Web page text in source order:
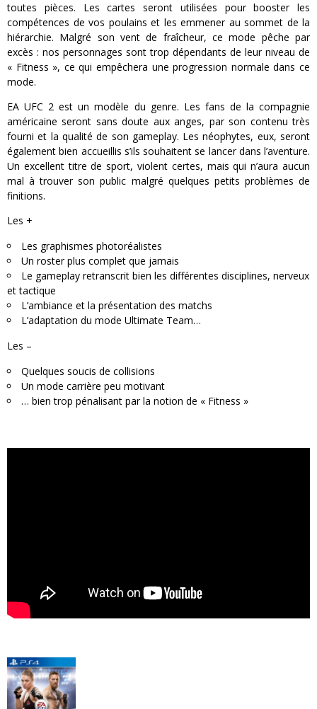
toutes pièces. Les cartes seront utilisées pour booster les
compétences de vos poulains et les emmener au sommet de la
hiérarchie. Malgré son vent de fraîcheur, ce mode pêche par
excès : nos personnages sont trop dépendants de leur niveau de
« Fitness », ce qui empêchera une progression normale dans ce
mode.
EA UFC 2 est un modèle du genre. Les fans de la compagnie
américaine seront sans doute aux anges, par son contenu très
fourni et la qualité de son gameplay. Les néophytes, eux, seront
également bien accueillis s’ils souhaitent se lancer dans l’aventure.
Un excellent titre de sport, violent certes, mais qui n’aura aucun
mal à trouver son public malgré quelques petits problèmes de
finitions.
Les +
Les graphismes photoréalistes
Un roster plus complet que jamais
Le gameplay retranscrit bien les différentes disciplines, nerveux
et tactique
L’ambiance et la présentation des matchs
L’adaptation du mode Ultimate Team…
Les –
Quelques soucis de collisions
Un mode carrière peu motivant
… bien trop pénalisant par la notion de « Fitness »